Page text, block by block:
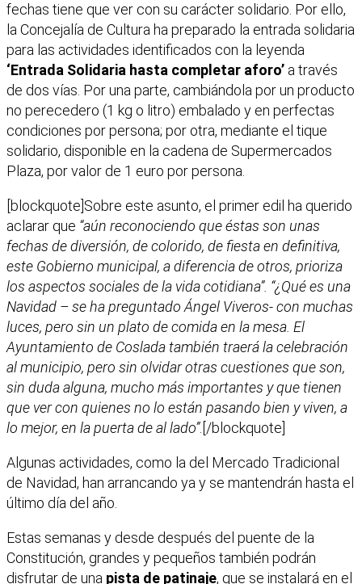
fechas tiene que ver con su carácter solidario. Por ello,
la Concejalía de Cultura ha preparado la entrada solidaria
para las actividades identificados con la leyenda
‘Entrada Solidaria hasta completar aforo’ a través
de dos vías. Por una parte, cambiándola por un producto
no perecedero (1 kg o litro) embalado y en perfectas
condiciones por persona; por otra, mediante el tique
solidario, disponible en la cadena de Supermercados
Plaza, por valor de 1 euro por persona.
[blockquote]Sobre este asunto, el primer edil ha querido
aclarar que “aún reconociendo que éstas son unas
fechas de diversión, de colorido, de fiesta en definitiva,
este Gobierno municipal, a diferencia de otros, prioriza
los aspectos sociales de la vida cotidiana”. “¿Qué es una
Navidad – se ha preguntado Ángel Viveros- con muchas
luces, pero sin un plato de comida en la mesa. El
Ayuntamiento de Coslada también traerá la celebración
al municipio, pero sin olvidar otras cuestiones que son,
sin duda alguna, mucho más importantes y que tienen
que ver con quienes no lo están pasando bien y viven, a
lo mejor, en la puerta de al lado”.[/blockquote]
Algunas actividades, como la del Mercado Tradicional
de Navidad, han arrancando ya y se mantendrán hasta el
último día del año.
Estas semanas y desde después del puente de la
Constitución, grandes y pequeños también podrán
disfrutar de una pista de patinaje, que se instalará en el